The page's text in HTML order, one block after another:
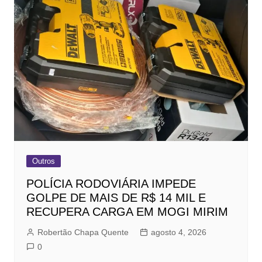
Outros
POLÍCIA RODOVIÁRIA IMPEDE
GOLPE DE MAIS DE R$ 14 MIL E
RECUPERA CARGA EM MOGI MIRIM
Robertão Chapa Quente
agosto 4, 2026
0